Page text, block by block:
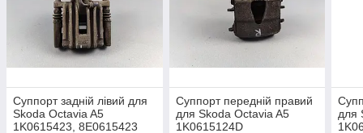
Суппорт задній лівий для
Skoda Octavia A5
1K0615423, 8E0615423
Суппорт передній правий
для Skoda Octavia A5
1K0615124D
для